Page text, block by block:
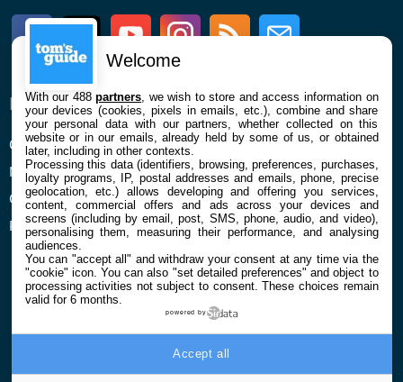
FacebookTwitter Youtube InstagramRSS Newsletter
ENTREPRISE
Qui sommes nous
Mentions légales et CGU
Confidentialité et Cookies
Préférences cookies
À PROPOS
La rédaction
Contact
Welcome
With our 488partners , we wish to store and access information on
your devices (cookies, pixels in emails, etc.), combine and share
your personal data with our partners, whether collected on this
website or in our emails, already held by some of us, or obtained
later, including in other contexts.
Processing this data (identifiers, browsing, preferences, purchases,
loyalty programs, IP, postal addresses and emails, phone, precise
geolocation, etc.) allows developing and offering you services,
content, commercial offers and ads across your devices and
screens (including by email, post, SMS, phone, audio, and video),
personalising them, measuring their performance, and analysing
audiences.
You can "accept all" and withdraw your consent at any time via the
"cookie" icon. You can also "set detailed preferences" and object to
processing activities not subject to consent. These choices remain
valid for 6 months.
powered by
Accept all